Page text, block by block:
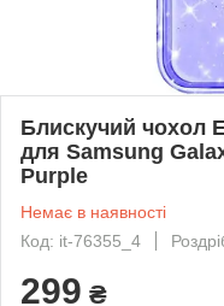
Блискучий чохол
для Samsung
Purple
Немає в наявності
Код: it-76355_4
299 ₴